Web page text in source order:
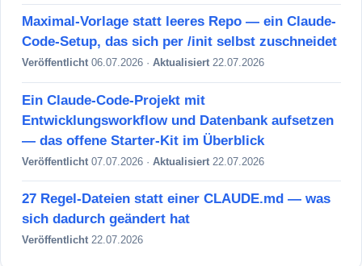
Maximal-Vorlage statt leeres Repo — ein Claude-
Code-Setup, das sich per /init selbst zuschneidet
Veröffentlicht06.07.2026 · Aktualisiert22.07.2026
Ein Claude-Code-Projekt mit
Entwicklungsworkflow und Datenbank aufsetzen
— das offene Starter-Kit im Überblick
Veröffentlicht07.07.2026 · Aktualisiert22.07.2026
27 Regel-Dateien statt einer CLAUDE.md — was
sich dadurch geändert hat
Veröffentlicht22.07.2026